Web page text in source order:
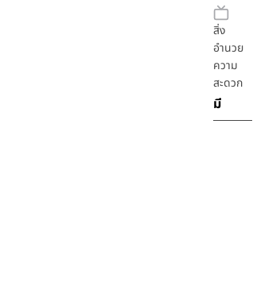
สิ่ง
อำนวย
ความ
สะดวก
มี